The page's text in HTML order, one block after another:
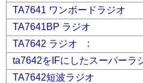
TA7641 ワンボードラジオ
TA7641BP ラジオ
TA7642 ラジオ :
ta7642をIFにしたスーパーラ
TA7642短波ラジオ